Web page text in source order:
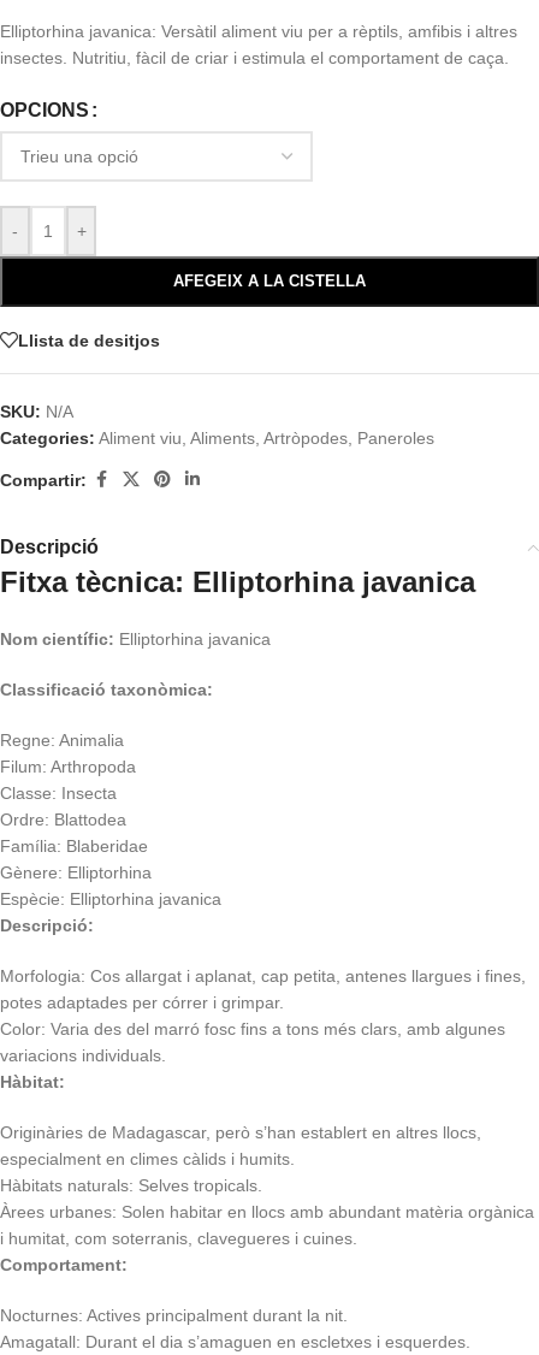
Elliptorhina javanica: Versàtil aliment viu per a rèptils, amfibis i altres
insectes. Nutritiu, fàcil de criar i estimula el comportament de caça.
OPCIONS
- +
AFEGEIX A LA CISTELLA
Llista de desitjos
SKU: N/A
Categories: Aliment viu Aliments Artròpodes Paneroles
Compartir:
Descripció
Fitxa tècnica: Elliptorhina javanica
Nom científic: Elliptorhina javanica
Classificació taxonòmica:
Regne: Animalia
Filum: Arthropoda
Classe: Insecta
Ordre: Blattodea
Família: Blaberidae
Gènere: Elliptorhina
Espècie: Elliptorhina javanica
Descripció:
Morfologia: Cos allargat i aplanat, cap petita, antenes llargues i fines,
potes adaptades per córrer i grimpar.
Color: Varia des del marró fosc fins a tons més clars, amb algunes
variacions individuals.
Hàbitat:
Originàries de Madagascar, però s’han establert en altres llocs,
especialment en climes càlids i humits.
Hàbitats naturals: Selves tropicals.
Àrees urbanes: Solen habitar en llocs amb abundant matèria orgànica
i humitat, com soterranis, clavegueres i cuines.
Comportament:
Nocturnes: Actives principalment durant la nit.
Amagatall: Durant el dia s’amaguen en escletxes i esquerdes.